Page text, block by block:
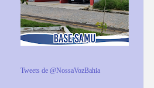
Tweets de @NossaVozBahia